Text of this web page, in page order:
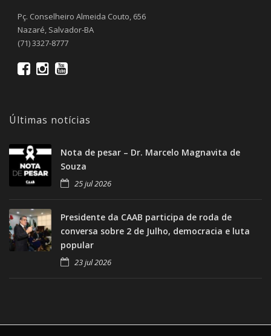
Pç. Conselheiro Almeida Couto, 656
Nazaré, Salvador-BA
(71) 3327-8777
Últimas notícias
Nota de pesar – Dr. Marcelo Magnavita de
Souza
25 jul 2026
Presidente da CAAB participa de roda de
conversa sobre 2 de Julho, democracia e luta
popular
23 jul 2026